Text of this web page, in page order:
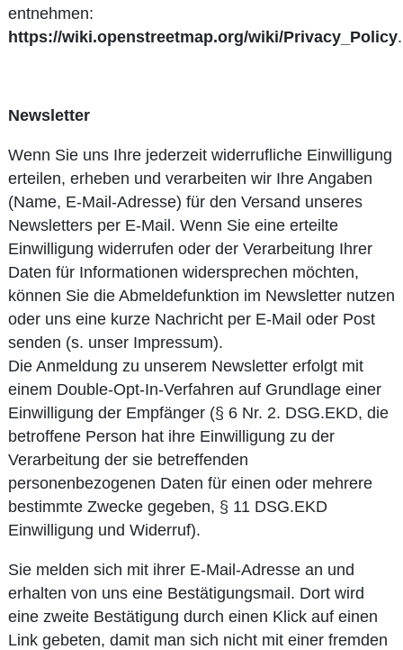
entnehmen:
https://wiki.openstreetmap.org/wiki/Privacy_Policy.
Newsletter
Wenn Sie uns Ihre jederzeit widerrufliche Einwilligung
erteilen, erheben und verarbeiten wir Ihre Angaben
(Name, E-Mail-Adresse) für den Versand unseres
Newsletters per E-Mail. Wenn Sie eine erteilte
Einwilligung widerrufen oder der Verarbeitung Ihrer
Daten für Informationen widersprechen möchten,
können Sie die Abmeldefunktion im Newsletter nutzen
oder uns eine kurze Nachricht per E-Mail oder Post
senden (s. unser Impressum).
Die Anmeldung zu unserem Newsletter erfolgt mit
einem Double-Opt-In-Verfahren auf Grundlage einer
Einwilligung der Empfänger (§ 6 Nr. 2. DSG.EKD, die
betroffene Person hat ihre Einwilligung zu der
Verarbeitung der sie betreffenden
personenbezogenen Daten für einen oder mehrere
bestimmte Zwecke gegeben, § 11 DSG.EKD
Einwilligung und Widerruf).
Sie melden sich mit ihrer E-Mail-Adresse an und
erhalten von uns eine Bestätigungsmail. Dort wird
eine zweite Bestätigung durch einen Klick auf einen
Link gebeten, damit man sich nicht mit einer fremden